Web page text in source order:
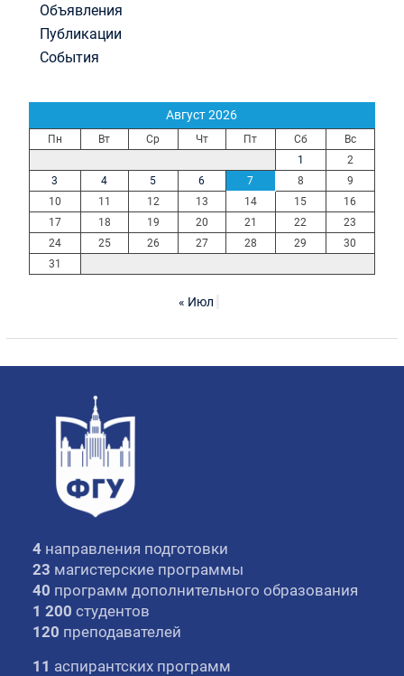
Объявления
Публикации
События
Август 2026
Пн Вт Ср Чт Пт Сб
Вс
1
2
3
4 5 6 7 8
9
10
11 12 13 14 15
16
17
18 19 20 21 22
23
24
25 26 27 28 29
30
31
« Июл
4 направления подготовки
23 магистерские программы
40 программ дополнительного образования
1 200 студентов
120 преподавателей
11 аспирантских программ